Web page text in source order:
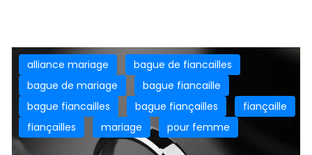
alliance mariage
bague de fiancailles
bague de mariage
bague fiancaille
bague fiancailles
bague fiançailles
fiançaille
fiançailles
mariage pour femme